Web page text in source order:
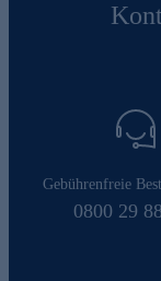
Gebührenfreie
0800 29